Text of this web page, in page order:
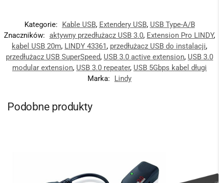
Kategorie: Kable USB, Extendery USB, USB Type-A/B
Znaczników: aktywny przedłużacz USB 3.0, Extension Pro LINDY,
kabel USB 20m, LINDY 43361, przedłużacz USB do instalacji,
przedłużacz USB SuperSpeed, USB 3.0 active extension, USB 3.0
modular extension, USB 3.0 repeater, USB 5Gbps kabel długi
Marka:
Lindy
Podobne produkty